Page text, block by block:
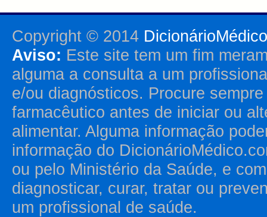
Copyright © 2014
Aviso: Este site tem um fim
alguma a consulta a um
e/ou diagnósticos. Procure
farmacêutico antes de iniciar ou
alimentar. Alguma informação
informação do
ou pelo Ministério da Saúde, e
diagnosticar, curar, tratar ou
um profissional de saúde.